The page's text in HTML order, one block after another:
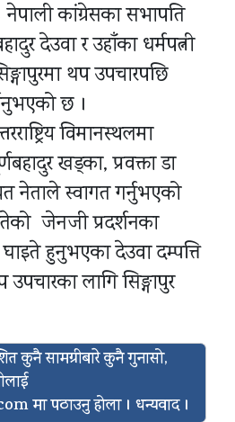
नेपाली कांग्रेसका सभापति
देउवा र उहाँका धर्मपत्नी
थप उपचारपछि
छ ।
विमानस्थलमा
खड्का, प्रवक्ता डा
नेताले स्वागत गर्नुभएको
जेनजी प्रदर्शनका
हुनुभएका देउवा दम्पत्ति
लागि सिङ्गापुर
कुनै सामग्रीबारे कुनै गुनासो,
मा पठाउनु होला । धन्यवाद ।